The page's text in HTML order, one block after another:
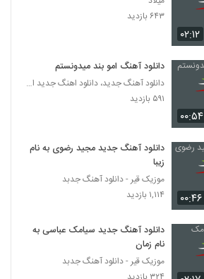
موزیک زیبای قارتال هوسی از غلامرضا ایماندار
۵۹۲ بازدید
آهنگ عطر تو از امیر عباسیان(پاپ)
۴۴۵ بازدید
دانلود آهنگ دی جی میلاد شیرزاد کریسمس
دانلود آهنگ جدید و زیبای آرش بهزادی با نام
قهر کرد
آریاسا نیکداد آهنگ میشناسمت
۰۲:۱۲
۶۴۳ بازدید
۰۰:۵۴
دانلود آهنگ امو بند میدونستم
دانلود آهنگ جدید، دانلود اهنگ جدید ایرانی
۵۹۱ بازدید
۰۰:۴۶
دانلود آهنگ جدید مجید رضوی به نام
زیبا
موزیک قیر - دانلود آهنگ جدبد
۱,۱۱۴ بازدید
دانلود آهنگ جدید سیامک عباسی به
نام زمان
موزیک قیر - دانلود آهنگ جدبد